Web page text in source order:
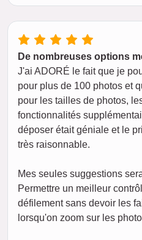
De nombreuses options
J'ai ADORÉ le fait que je
pour plus de 100 photos et
pour les tailles de photos,
fonctionnalités
déposer était géniale et le
très raisonnable.
Mes seules suggestions
Permettre un meilleur
défilement sans devoir les
lorsqu'on zoom sur les